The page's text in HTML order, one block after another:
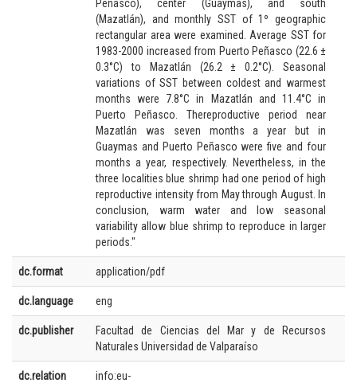
Peñasco), center (Guaymas), and south
(Mazatlán), and monthly SST of 1º geographic
rectangular area were examined. Average SST for
1983-2000 increased from Puerto Peñasco (22.6 ±
0.3°C) to Mazatlán (26.2 ± 0.2°C). Seasonal
variations of SST between coldest and warmest
months were 7.8°C in Mazatlán and 11.4°C in
Puerto Peñasco. Thereproductive period near
Mazatlán was seven months a year but in
Guaymas and Puerto Peñasco were five and four
months a year, respectively. Nevertheless, in the
three localities blue shrimp had one period of high
reproductive intensity from May through August. In
conclusion, warm water and low seasonal
variability allow blue shrimp to reproduce in larger
periods."
dc.format application/pdf
dc.language eng
dc.publisher
Facultad de Ciencias del Mar y de Recursos
Naturales Universidad de Valparaíso
dc.relation
info:eu-